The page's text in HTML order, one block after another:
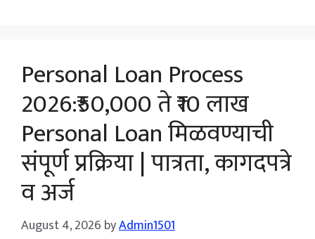
Personal Loan Process
2026:₹50,000 ते ₹10 लाख
Personal Loan मिळवण्याची
संपूर्ण प्रक्रिया | पात्रता, कागदपत्रे
व अर्ज
August 4, 2026 byAdmin1501